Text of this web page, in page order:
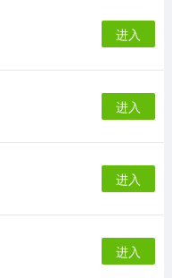
进入
进入
进入
进入